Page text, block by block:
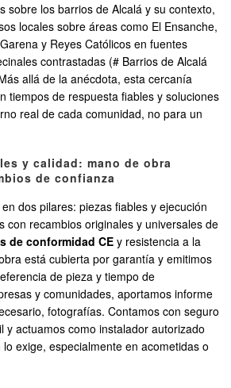
sobre los barrios de Alcalá y su contexto,
locales sobre áreas como El Ensanche,
y Reyes Católicos en fuentes
contrastadas (# Barrios de Alcalá
allá de la anécdota, esta cercanía
tiempos de respuesta fiables y soluciones
real de cada comunidad, no para un
y calidad: mano de obra
de confianza
dos pilares: piezas fiables y ejecución
con recambios originales y universales de
de conformidad CE y resistencia a la
está cubierta por garantía y emitimos
de pieza y tiempo de
y comunidades, aportamos informe
fotografías. Contamos con seguro
y actuamos como instalador autorizado
exige, especialmente en acometidas o